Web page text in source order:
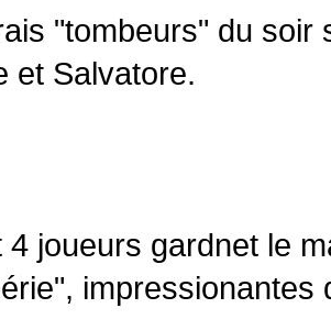
"tombeurs" du soir
et Salvatore.
4 joueurs gardnet le